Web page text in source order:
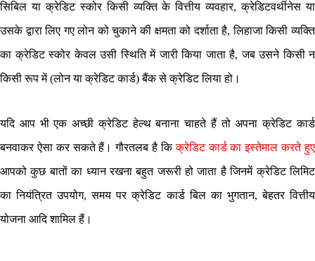
सिबिल या क्रेडिट स्कोर किसी व्यक्ति के वित्तीय व्यवहार, क्रेडिटवर्थीनेस या
उसके द्वारा लिए गए लोन को चुकाने की क्षमता को दर्शाता है, लिहाजा किसी व्यक्ति
का क्रेडिट स्कोर केवल उसी स्थिति में जारी किया जाता है, जब उसने किसी न
किसी रूप में (लोन या क्रेडिट कार्ड) बैंक से क्रेडिट लिया हो।
यदि आप भी एक अच्छी क्रेडिट हेल्थ बनाना चाहते हैं तो अपना क्रेडिट कार्ड
बनवाकर ऐसा कर सकते हैं। गौरतलब है किक्रेडिट कार्ड का इस्तेमाल करते हुए
आपको कुछ बातों का ध्यान रखना बहुत जरूरी हो जाता है जिनमें क्रेडिट लिमिट
का नियंत्रित उपयोग, समय पर क्रेडिट कार्ड बिल का भुगतान, बेहतर वित्तीय
योजना आदि शामिल हैं।